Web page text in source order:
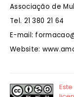
Associação de
Tel. 21 380 21 64
E-mail:
Website: